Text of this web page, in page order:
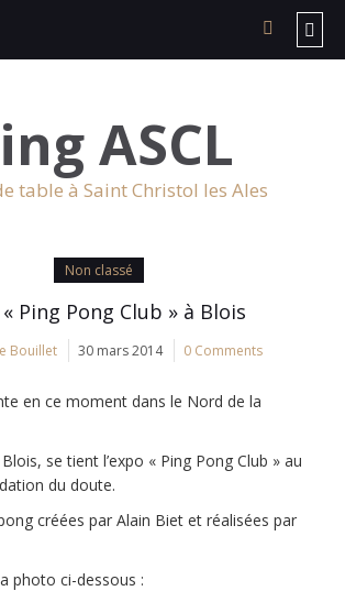
ASCL
table à Saint Christol les Ales
Non classé
Ping Pong Club » à Blois
Bouillet 30 mars 2014 0 Comments
en ce moment dans le Nord de la
Blois, se tient l’expo « Ping Pong Club » au
du doute.
créées par Alain Biet et réalisées par
photo ci-dessous :